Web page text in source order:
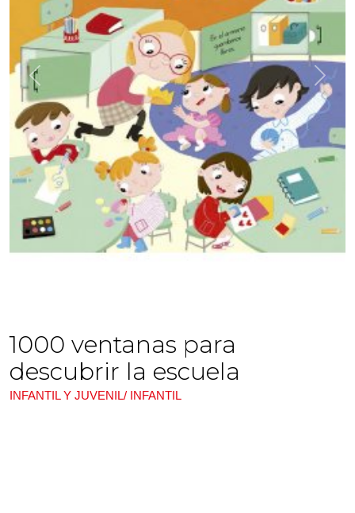
Previous Next
1000 ventanas para
descubrir la escuela
INFANTIL Y JUVENIL/ INFANTIL